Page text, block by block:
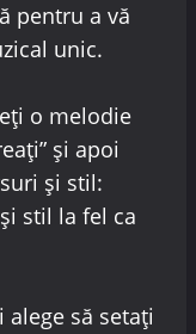
pentru a vă
unic.
o melodie
și apoi
și stil:
stil la fel ca
să setați